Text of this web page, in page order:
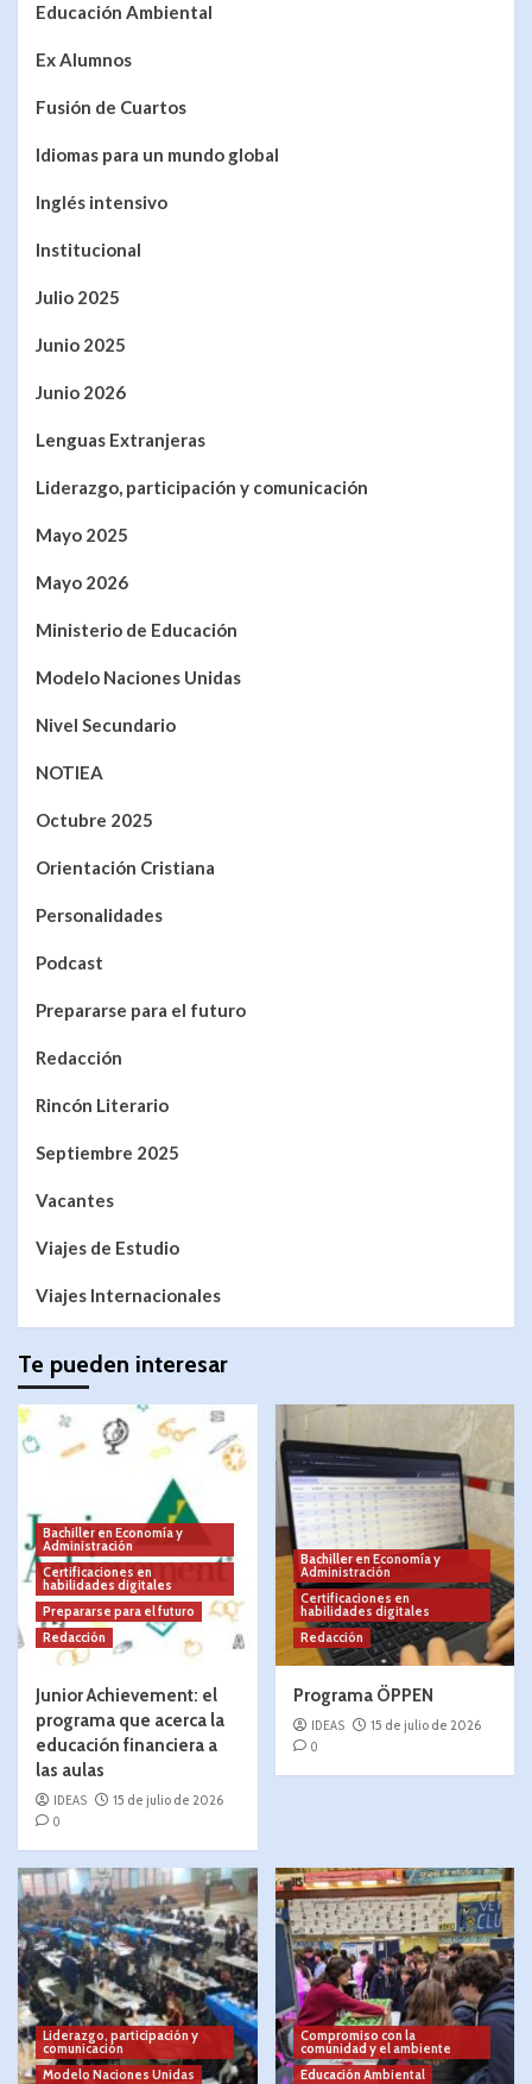
Educación Ambiental
Ex Alumnos
Fusión de Cuartos
Idiomas para un mundo global
Inglés intensivo
Institucional
Julio 2025
Junio 2025
Junio 2026
Lenguas Extranjeras
Liderazgo, participación y comunicación
Mayo 2025
Mayo 2026
Ministerio de Educación
Modelo Naciones Unidas
Nivel Secundario
NOTIEA
Octubre 2025
Orientación Cristiana
Personalidades
Podcast
Prepararse para el futuro
Redacción
Rincón Literario
Septiembre 2025
Vacantes
Viajes de Estudio
Viajes Internacionales
Te pueden interesar
Bachiller en Economía y
Administración
Certificaciones en
habilidades digitales
Prepararse para el futuro
Redacción
Junior Achievement: el
programa que acerca la
educación financiera a
las aulas
IDEAS
15 de julio de 2026
0
Bachiller en Economía y
Administración
Certificaciones en
habilidades digitales
Redacción
Programa ÖPPEN
IDEAS
15 de julio de 2026
0
Liderazgo, participación y
comunicación
Modelo Naciones Unidas
Compromiso con la
comunidad y el ambiente
Educación Ambiental